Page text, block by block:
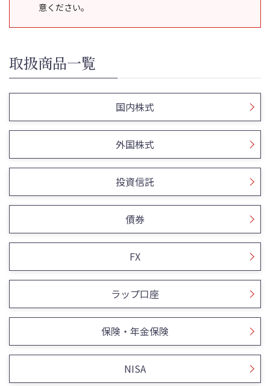
意ください。
取扱商品一覧
国内株式
外国株式
投資信託
債券
FX
ラップ口座
保険・年金保険
NISA